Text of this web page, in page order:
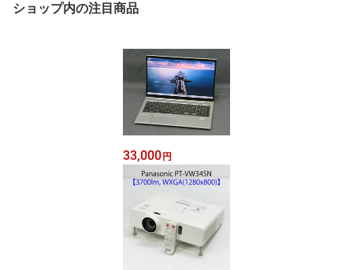
ショップ内の注目商品
33,000円